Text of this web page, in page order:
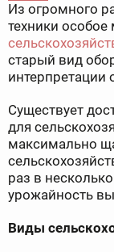
Из огромного
техники
старый вид
интерпретации
Существует
для
максимально
раз в
урожайность
Виды